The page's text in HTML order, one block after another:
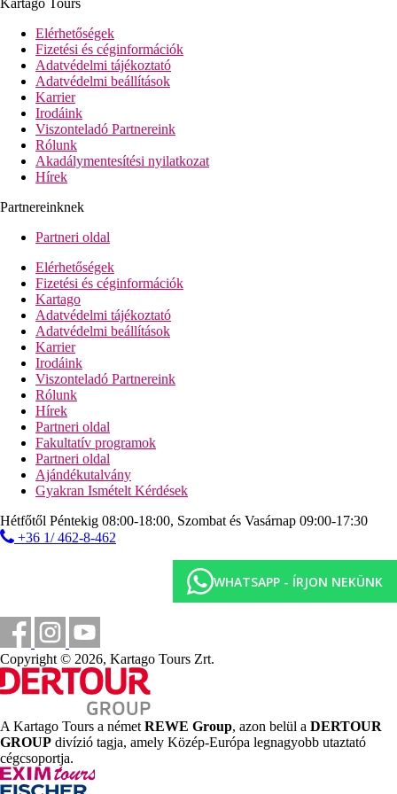
Pool-bár
Képgaléria
Kartago Tours
Elérhetőségek
Fizetési és céginformációk
Adatvédelmi tájékoztató
Adatvédelmi beállítások
Karrier
Irodáink
Viszonteladó Partnereink
Rólunk
Akadálymentesítési nyilatkozat
Hírek
Partnereinknek
Partneri oldal
Elérhetőségek
Fizetési és céginformációk
Kartago
Adatvédelmi tájékoztató
Adatvédelmi beállítások
Karrier
Irodáink
Viszonteladó Partnereink
Rólunk
Hírek
Partneri oldal
Fakultatív programok
Partneri oldal
Ajándékutalvány
Gyakran Ismételt Kérdések
Hétfőtől Péntekig 08:00-18:00, Szombat és Vasárnap 09:00-17:30
+36 1/ 462-8-462
WHATSAPP - ÍRJON NEKÜNK
Copyright © 2026, Kartago Tours Zrt.
A Kartago Tours a német REWE Group, azon belül a DERTOUR
GROUP divízió tagja, amely Közép-Európa legnagyobb utaztató
cégcsoportja.